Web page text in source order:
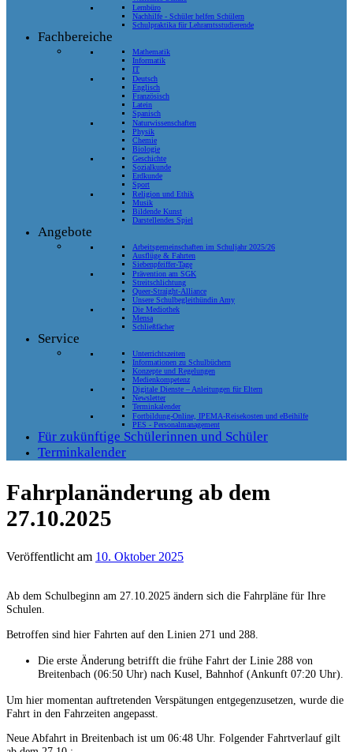
Lernbüro
Nachhilfe - Schüler helfen Schülern
Schulpraktika für Lehramtsstudierende
Fachbereiche
Mathematik
Informatik
IT
Deutsch
Englisch
Französisch
Latein
Spanisch
Naturwissenschaften
Physik
Chemie
Biologie
Geschichte
Sozialkunde
Erdkunde
Sport
Religion und Ethik
Musik
Bildende Kunst
Darstellendes Spiel
Angebote
Arbeitsgemeinschaften im Schuljahr 2025/26
Ausflüge & Fahrten
Siebenpfeiffer-Tage
Prävention am SGK
Streitschlichtung
Queer-Straight-Alliance
Unsere Schulbegleithündin Amy
Die Mediothek
Mensa
Schließfächer
Service
Unterrichtszeiten
Informationen zu Schulbüchern
Konzepte und Regelungen
Medienkompetenz
Digitale Dienste – Anleitungen für Eltern
Newsletter
Terminkalender
Fortbildung-Online, IPEMA-Reisekosten und eBeihilfe
PES - Personalmanagement
Für zukünftige Schülerinnen und Schüler
Terminkalender
Fahrplanänderung ab dem
27.10.2025
Veröffentlicht am 10. Oktober 2025
Ab dem Schulbeginn am 27.10.2025 ändern sich die Fahrpläne für Ihre
Schulen.
Betroffen sind hier Fahrten auf den Linien 271 und 288.
Die erste Änderung betrifft die frühe Fahrt der Linie 288 von
Breitenbach (06:50 Uhr) nach Kusel, Bahnhof (Ankunft 07:20 Uhr).
Um hier momentan auftretenden Verspätungen entgegenzusetzen, wurde die
Fahrt in den Fahrzeiten angepasst.
Neue Abfahrt in Breitenbach ist um 06:48 Uhr. Folgender Fahrtverlauf gilt